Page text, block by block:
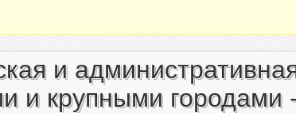
и
и крупными городами